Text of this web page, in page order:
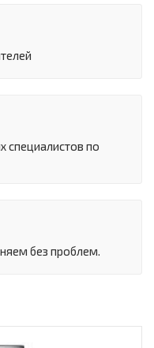
специалистов по
без проблем.